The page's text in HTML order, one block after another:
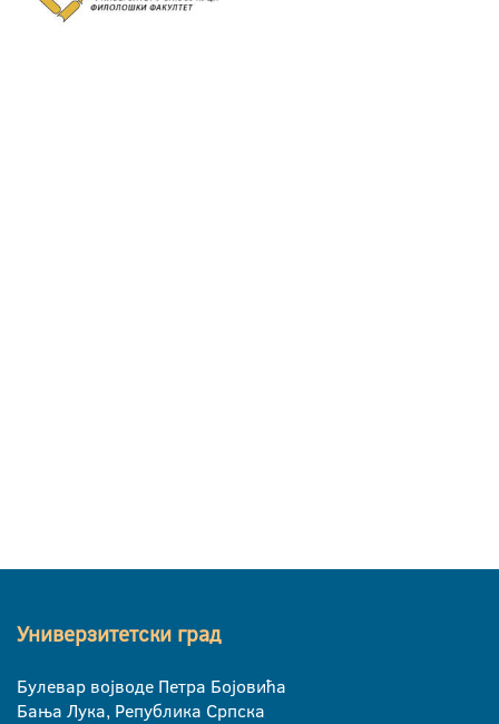
Универзитетски град
Булевар војводе Петра Бојовића
Бања Лука, Република Српска